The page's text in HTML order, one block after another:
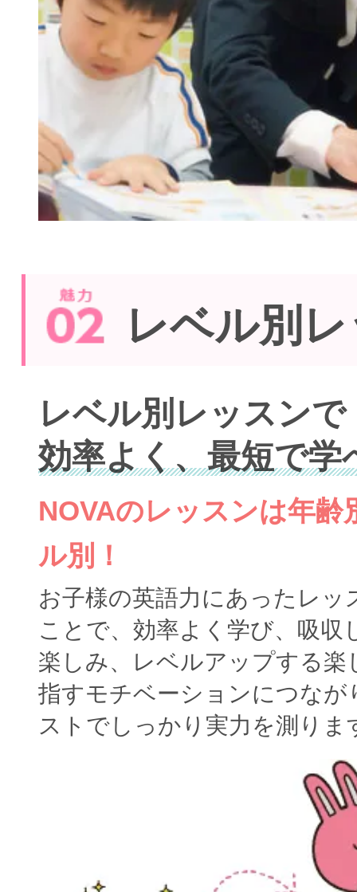
レベル別
レベル別レッスンで
効率よく、最短で学
NOVAのレッスンは年齢
ル別！
お子様の英語力にあったレッ
ことで、効率よく学び、吸収
楽しみ、レベルアップする楽
指すモチベーションにつなが
ストでしっかり実力を測りま